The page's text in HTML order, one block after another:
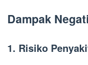
Dampak
1. Risiko